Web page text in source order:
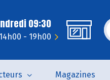
09:30
- 19h00
Magazines